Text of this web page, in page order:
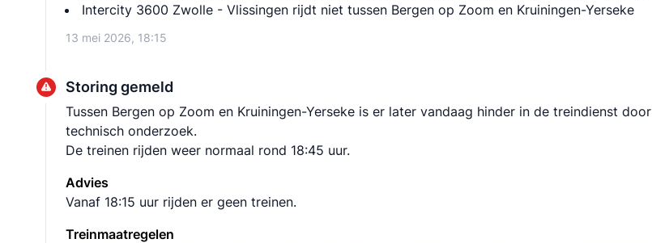
Intercity 3600 Zwolle - Vlissingen rijdt niet tussen Bergen op Zoom en Kruiningen-Yerseke
13 mei 2026, 18:15
Storing gemeld
Tussen Bergen op Zoom en Kruiningen-Yerseke is er later vandaag hinder in de treindienst door
technisch onderzoek.
De treinen rijden weer normaal rond 18:45 uur.
Advies
Vanaf 18:15 uur rijden er geen treinen.
Treinmaatregelen